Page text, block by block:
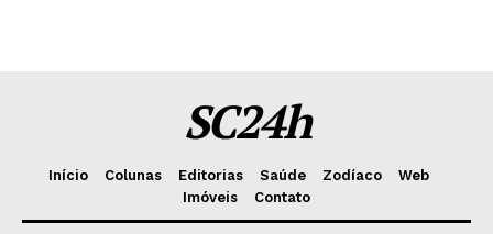
SC24h
Início Colunas Editorias Saúde Zodíaco
Web
Imóveis
Contato